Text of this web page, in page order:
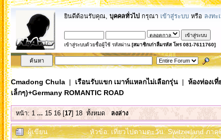
ยินดีต้อนรับคุณ, บุคคลทั่วไป กรุณา เข้าสู่ระบบ หรือ ลงทะ
เข้าสู่ระบบด้วยชื่อผู้ใช้ รหัสผ่าน [สมาชิกเก่าลืมรหัส โทร 081-7611760]
Cmadong Chula| เรือนรับแขก เมาท์แหลกไม่เลือกรุ่น| ห้องท่องเ
เล็กๆ)+Germany ROMANTIC ROAD
หน้า:1 ... 15 16[17]18 ทั้งหมด ลงล่าง
ผู้เขียน หัวข้อ: เที่ยวไปตามตะวัน: Switzerland ภาค